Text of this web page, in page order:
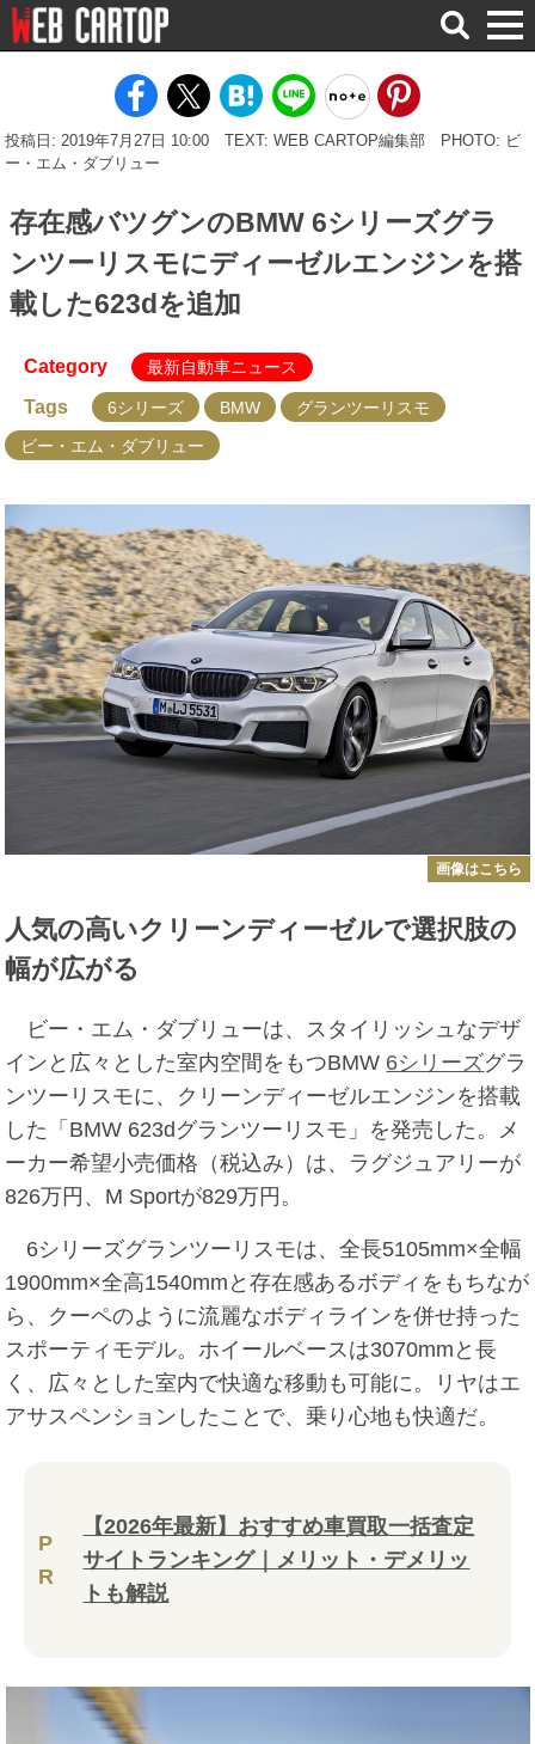
検
索
投稿日: 2019年7月27日 10:00 TEXT: WEB CARTOP編集部
PHOTO: ビ
ー・エム・ダブリュー
存在感バツグンのBMW 6シリーズグラ
ンツーリスモにディーゼルエンジンを搭
載した623dを追加
Category 最新自動車ニュース
Tags 6シリーズ BMW
グランツーリスモ
ビー・エム・ダブリュー
画像はこちら
人気の高いクリーンディーゼルで選択肢の
幅が広がる
ビー・エム・ダブリューは、スタイリッシュなデザ
インと広々とした室内空間をもつBMW 6シリーズグラ
ンツーリスモに、クリーンディーゼルエンジンを搭載
した「BMW 623dグランツーリスモ」を発売した。メ
ーカー希望小売価格（税込み）は、ラグジュアリーが
826万円、M Sportが829万円。
6シリーズグランツーリスモは、全長5105mm×全幅
1900mm×全高1540mmと存在感あるボディをもちなが
ら、クーペのように流麗なボディラインを併せ持った
スポーティモデル。ホイールベースは3070mmと長
く、広々とした室内で快適な移動も可能に。リヤはエ
アサスペンションしたことで、乗り心地も快適だ。
P
R
【2026年最新】おすすめ車買取一括査定
サイトランキング｜メリット・デメリッ
トも解説